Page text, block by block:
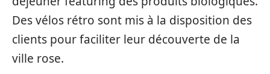
Des vélos rétro sont mis à la disposition des
clients pour faciliter leur découverte de la
ville rose.